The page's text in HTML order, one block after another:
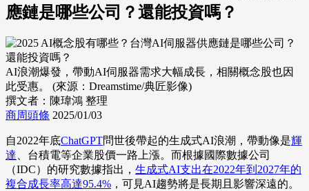
應鏈是哪些公司？還能投資嗎？
AI浪潮爆發，帶動AI伺服器需求大幅成長，相關概念股也因
此受惠。 (來源：Dreamstime/典匠影像)
撰文者：陳瑋鴻 整理
商周頭條 2025/01/03
自2022年底ChatGPT問世後帶起的生成式AI浪潮，帶動像是輝
達、台積電等企業股價一路上漲。而根據國際數據公司
（IDC）的研究數據指出， 生成式AI支出在2022年到2027年的
複合成長率高達95.4% ，可見AI趨勢將是長期且影響深遠的。